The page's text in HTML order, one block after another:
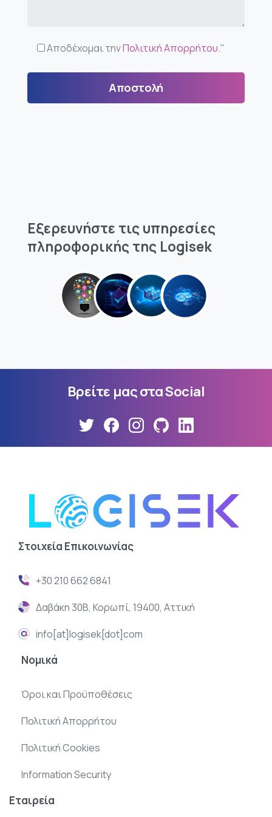
Αποδέχομαι τηνΠολιτική Απορρήτου."
Εξερευνήστε τις υπηρεσίες
πληροφορικής της Logisek
Βρείτε μαςσταSocial
Στοιχεία Επικοινωνίας
+30 210 662 6841
Δαβάκη 30Β, Κορωπί, 19400, Αττική
info[at]logisek[dot]com
Νομικά
Όροι και Προϋποθέσεις
Πολιτική Απορρήτου
Πολιτική Cookies
Information Security
Εταιρεία